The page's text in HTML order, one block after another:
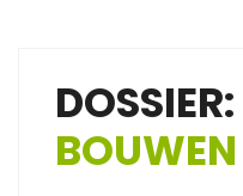
DOSSIER:
BOUWEN